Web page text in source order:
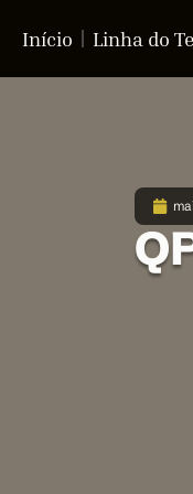
Início Linha do